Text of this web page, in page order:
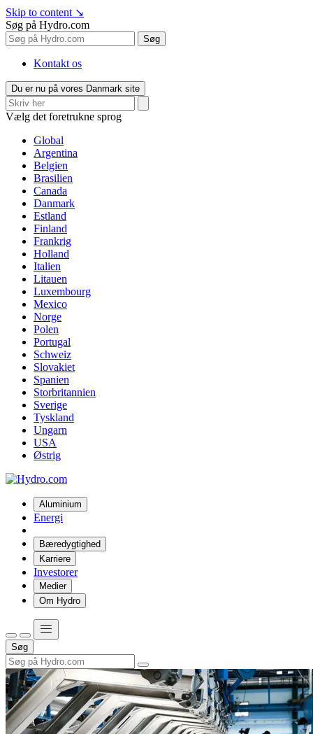
Skip to content ↘
Søg på Hydro.com
Søg
Kontakt os
Du er nu på vores Danmark site
Vælg det foretrukne sprog
Global
Argentina
Belgien
Brasilien
Canada
Danmark
Estland
Finland
Frankrig
Holland
Italien
Litauen
Luxembourg
Mexico
Norge
Polen
Portugal
Schweiz
Slovakiet
Spanien
Storbritannien
Sverige
Tyskland
Ungarn
USA
Østrig
Aluminium
Energi
Bæredygtighed
Karriere
Investorer
Medier
Om Hydro
Søg